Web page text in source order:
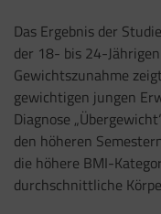
Das Ergebnis der
der 18- bis 24-
Gewichtszunahme
gewichtigen jungen
Diagnose
den höheren
die höhere BMI-
durchschnittliche